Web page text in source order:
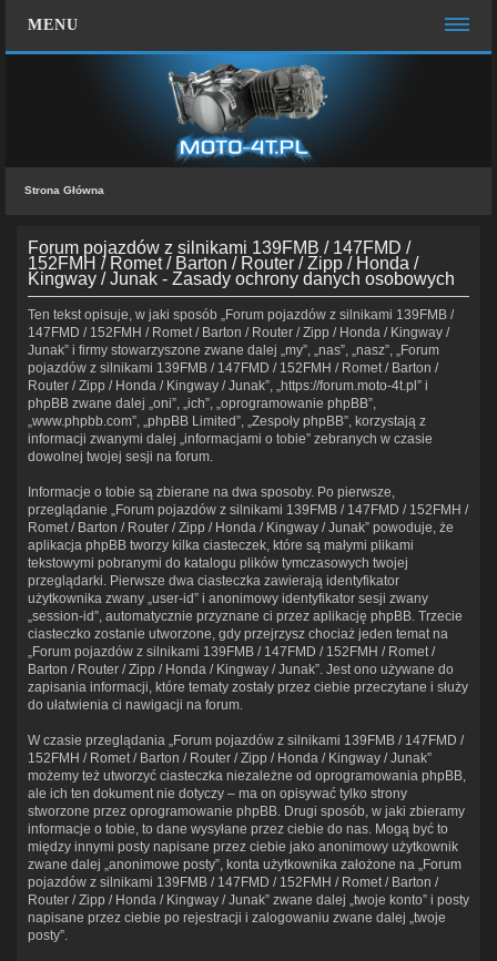
MENU
Zespół administracyjny
FAQ
MOTO CHAT
ZALOGUJ SIĘ
ZAREJESTRUJ SIĘ
KONTAKT Z NAMI
Strona Główna
Forum pojazdów z silnikami 139FMB / 147FMD /
152FMH / Romet / Barton / Router / Zipp / Honda /
Kingway / Junak - Zasady ochrony danych osobowych
Ten tekst opisuje, w jaki sposób „Forum pojazdów z silnikami 139FMB /
147FMD / 152FMH / Romet / Barton / Router / Zipp / Honda / Kingway /
Junak” i firmy stowarzyszone zwane dalej „my”, „nas”, „nasz”, „Forum
pojazdów z silnikami 139FMB / 147FMD / 152FMH / Romet / Barton /
Router / Zipp / Honda / Kingway / Junak”, „https://forum.moto-4t.pl” i
phpBB zwane dalej „oni”, „ich”, „oprogramowanie phpBB”,
„www.phpbb.com”, „phpBB Limited”, „Zespoły phpBB”, korzystają z
informacji zwanymi dalej „informacjami o tobie” zebranych w czasie
dowolnej twojej sesji na forum.
Informacje o tobie są zbierane na dwa sposoby. Po pierwsze,
przeglądanie „Forum pojazdów z silnikami 139FMB / 147FMD / 152FMH /
Romet / Barton / Router / Zipp / Honda / Kingway / Junak” powoduje, że
aplikacja phpBB tworzy kilka ciasteczek, które są małymi plikami
tekstowymi pobranymi do katalogu plików tymczasowych twojej
przeglądarki. Pierwsze dwa ciasteczka zawierają identyfikator
użytkownika zwany „user-id” i anonimowy identyfikator sesji zwany
„session-id”, automatycznie przyznane ci przez aplikację phpBB. Trzecie
ciasteczko zostanie utworzone, gdy przejrzysz chociaż jeden temat na
„Forum pojazdów z silnikami 139FMB / 147FMD / 152FMH / Romet /
Barton / Router / Zipp / Honda / Kingway / Junak”. Jest ono używane do
zapisania informacji, które tematy zostały przez ciebie przeczytane i służy
do ułatwienia ci nawigacji na forum.
W czasie przeglądania „Forum pojazdów z silnikami 139FMB / 147FMD /
152FMH / Romet / Barton / Router / Zipp / Honda / Kingway / Junak”
możemy też utworzyć ciasteczka niezależne od oprogramowania phpBB,
ale ich ten dokument nie dotyczy – ma on opisywać tylko strony
stworzone przez oprogramowanie phpBB. Drugi sposób, w jaki zbieramy
informacje o tobie, to dane wysyłane przez ciebie do nas. Mogą być to
między innymi posty napisane przez ciebie jako anonimowy użytkownik
zwane dalej „anonimowe posty”, konta użytkownika założone na „Forum
pojazdów z silnikami 139FMB / 147FMD / 152FMH / Romet / Barton /
Router / Zipp / Honda / Kingway / Junak” zwane dalej „twoje konto” i posty
napisane przez ciebie po rejestracji i zalogowaniu zwane dalej „twoje
posty”.